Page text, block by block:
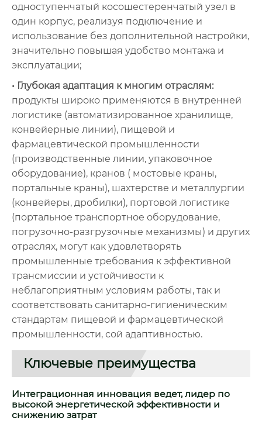
одноступенчатый косошестеренчатый узел в
один корпус, реализуя подключение и
использование без дополнительной настройки,
значительно повышая удобство монтажа и
эксплуатации;
• Глубокая адаптация к многим отраслям:
продукты широко применяются в внутренней
логистике (автоматизированное хранилище,
конвейерные линии), пищевой и
фармацевтической промышленности
(производственные линии, упаковочное
оборудование), кранов ( мостовые краны,
портальные краны), шахтерстве и металлургии
(конвейеры, дробилки), портовой логистике
(портальное транспортное оборудование,
погрузочно-разгрузочные механизмы) и других
отраслях, могут как удовлетворять
промышленные требования к эффективной
трансмиссии и устойчивости к
неблагоприятным условиям работы, так и
соответствовать санитарно-гигиеническим
стандартам пищевой и фармацевтической
промышленности, сой адаптивностью.
Ключевые преимущества
Интеграционная инновация ведет, лидер по
высокой энергетической эффективности и
снижению затрат